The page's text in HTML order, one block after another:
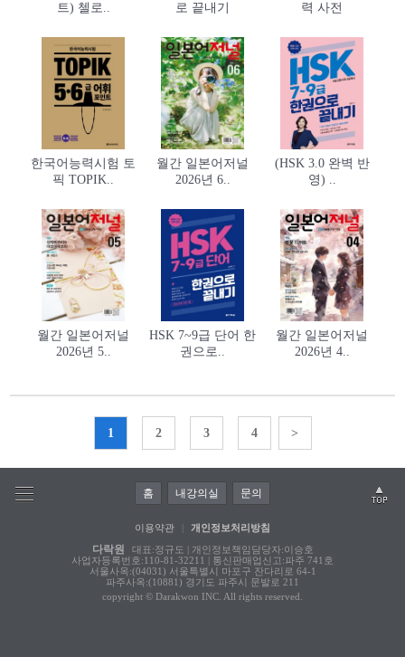
트) 첼로..
로 끝내기
력 사전
한국어능력시험 토
픽 TOPIK..
월간 일본어저널
2026년 6..
(HSK 3.0 완벽 반
영) ..
월간 일본어저널
2026년 5..
HSK 7~9급 단어 한
권으로..
월간 일본어저널
2026년 4..
1 2 3 4 >
홈 내강의실 문의
이용약관 개인정보처리방침
다락원
대표:정규도 | 개인정보책임담당자:이승호
사업자등록번호:110-81-32211 | 통신판매업신고:파주 741호
서울사옥:(04031) 서울특별시 마포구 잔다리로 64-1
파주사옥:(10881) 경기도 파주시 문발로 211
copyright © Darakwon INC. All rights reserved.